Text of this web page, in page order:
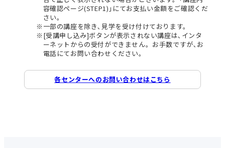
容確認ページ(STEP1)｣にてお支払い金額をご確認くだ
さい。
一部の講座を除き､見学を受け付けております。
[受講申し込み]ボタンが表示されない講座は､インタ
ーネットからの受付ができません。お手数ですが､お
電話にてお問い合わせください。
各センターへのお問い合わせはこちら